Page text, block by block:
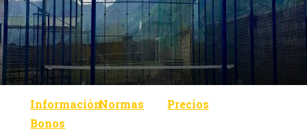
InformaciónNormas
Precios
Bonos